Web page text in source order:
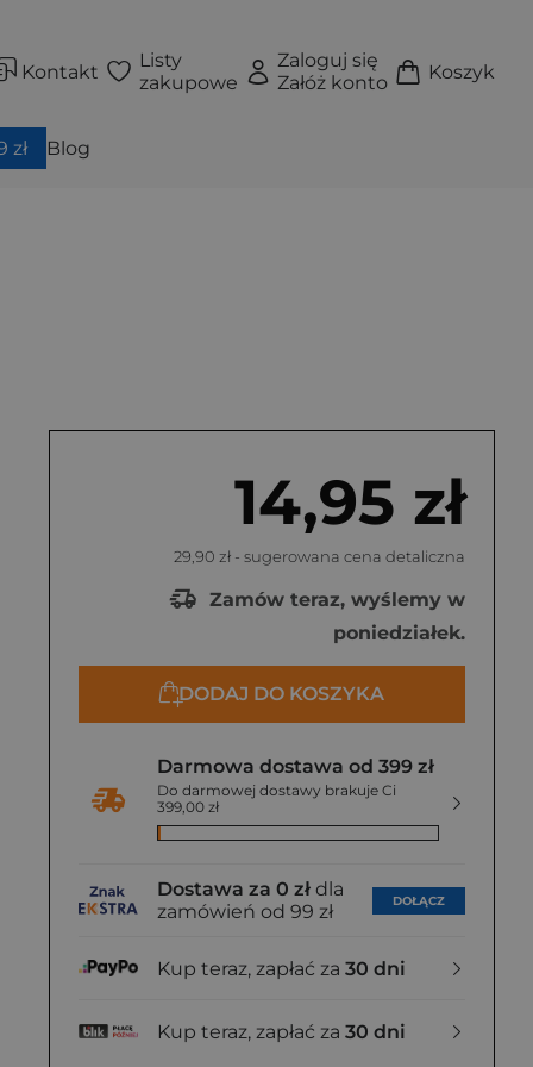
Kontakt
Listy
zakupowe
Zaloguj się
Załóż konto
Koszyk
zł Blog
14,95 zł
29,90 zł - sugerowana cena detaliczna
Zamów teraz, wyślemy w
poniedziałek.
DODAJ DO KOSZYKA
Darmowa dostawa od 399 zł
Do darmowej dostawy brakuje Ci
399,00 zł
Dostawa za 0 zł dla
zamówień od 99 zł
DOŁĄCZ
Kup teraz, zapłać za 30 dni
Kup teraz, zapłać za 30 dni